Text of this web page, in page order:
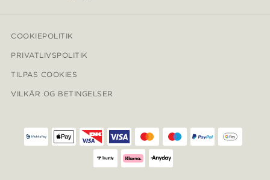
COOKIEPOLITIK
PRIVATLIVSPOLITIK
TILPAS COOKIES
VILKÅR OG BETINGELSER